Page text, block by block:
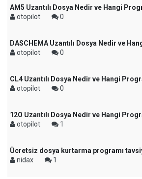
AM5 Uzantılı Dosya Nedir ve Hangi
otopilot
0
DASCHEMA Uzantılı Dosya Nedir ve
otopilot
0
CL4 Uzantılı Dosya Nedir ve Hangi
otopilot
0
12O Uzantılı Dosya Nedir ve Hangi
otopilot
1
Ücretsiz dosya kurtarma programı
nidax
1